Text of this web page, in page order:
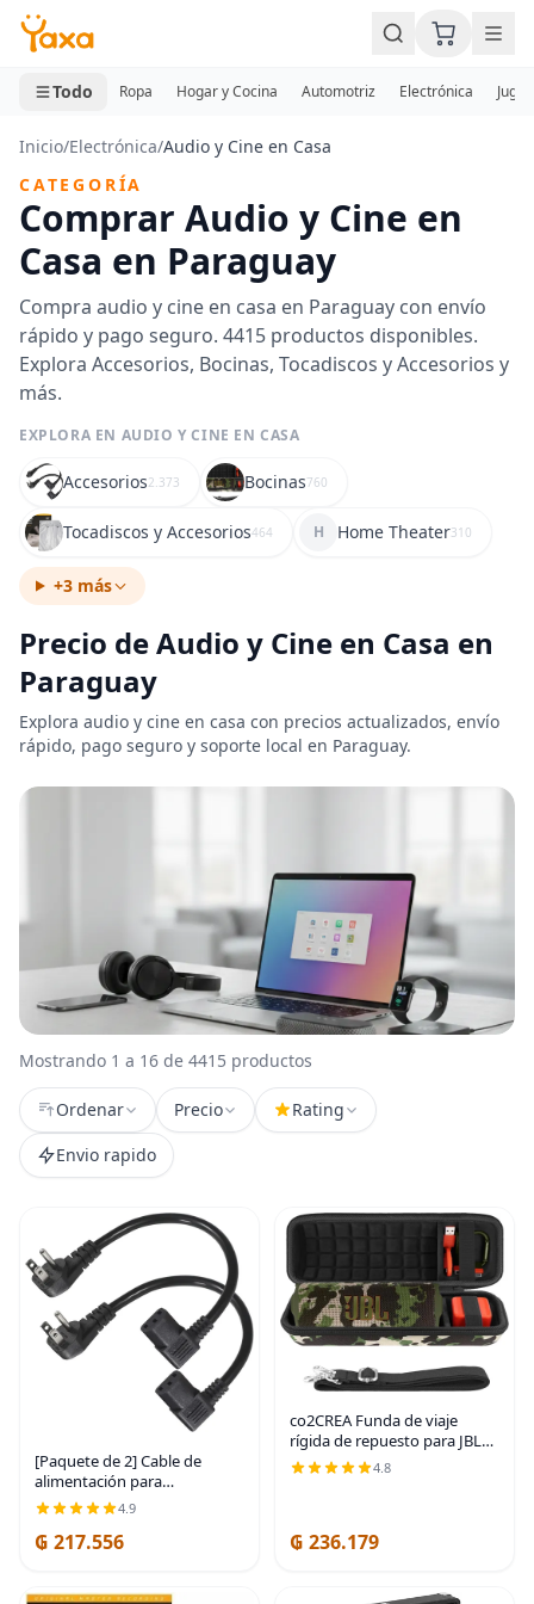
MINI CARRITO
0 productos
Todo Ropa Hogar y Cocina Automotriz Electrónica
Inicio/Electrónica/Audio y Cine en Casa
CATEGORÍA
Comprar Audio y Cine en
Casa en Paraguay
Compra audio y cine en casa en Paraguay con envío
rápido y pago seguro. 4415 productos disponibles.
Explora Accesorios, Bocinas, Tocadiscos y Accesorios y
más.
EXPLORA EN AUDIO Y CINE EN CASA
Accesorios2.373 Bocinas760
Tocadiscos y Accesorios464 H Home Theater310
+3 más
Precio de Audio y Cine en Casa en
Paraguay
Explora audio y cine en casa con precios actualizados, envío
rápido, pago seguro y soporte local en Paraguay.
Mostrando 1 a 16 de 4415 productos
Ordenar Precio
Rating
Envio rapido
[Paquete de 2] Cable de
alimentación para
computadora de 90 grados,
enchufe plano de perfil bajo
de 1 pie a cable de
4.9
₲ 217.556
co2CREA Funda de viaje
rígida de repuesto para JBL
Flip 7 Flip 6 FLIP 5 Altavoz
Bluetooth portátil
4.8
₲ 236.179